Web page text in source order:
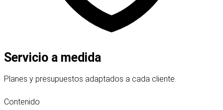
Servicio a medida
Planes y presupuestos adaptados a cada cliente.
Contenido